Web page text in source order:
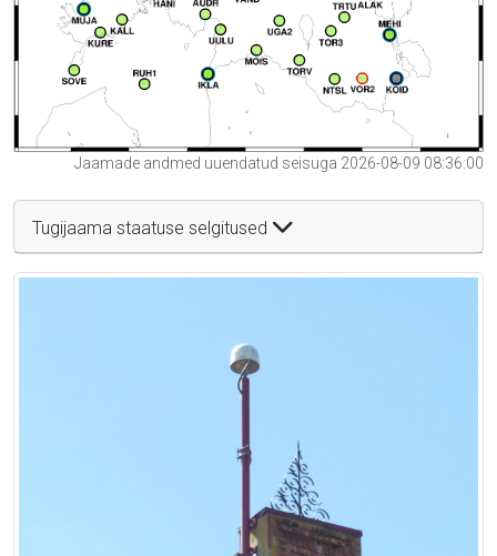
Jaamade andmed uuendatud seisuga 2026-08-09 08:36:00
Tugijaama staatuse selgitused